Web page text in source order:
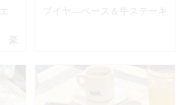
豪
ブイヤ―ベース＆牛ステーキ